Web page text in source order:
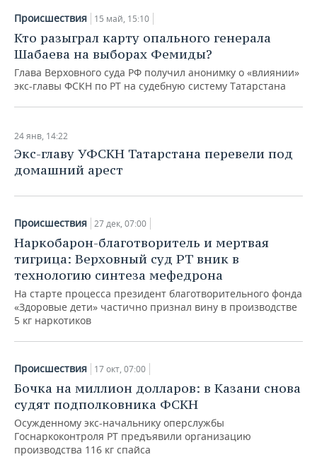
Происшествия 15 май, 15:10
Кто разыграл карту опального генерала
Шабаева на выборах Фемиды?
Глава Верховного суда РФ получил анонимку о «влиянии»
экс-главы ФСКН по РТ на судебную систему Татарстана
24 янв, 14:22
Экс-главу УФСКН Татарстана перевели под
домашний арест
Происшествия 27 дек, 07:00
Наркобарон-благотворитель и мертвая
тигрица: Верховный суд РТ вник в
технологию синтеза мефедрона
На старте процесса президент благотворительного фонда
«Здоровые дети» частично признал вину в производстве
5 кг наркотиков
Происшествия 17 окт, 07:00
Бочка на миллион долларов: в Казани снова
судят подполковника ФСКН
Осужденному экс-начальнику оперслужбы
Госнаркоконтроля РТ предъявили организацию
производства 116 кг спайса